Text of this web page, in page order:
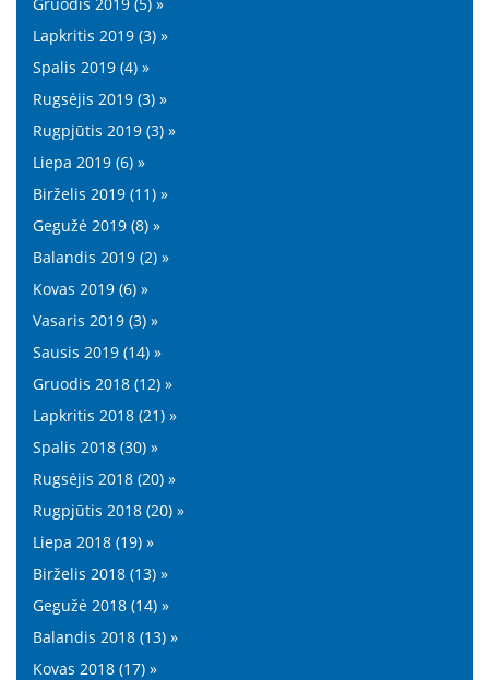
Lapkritis 2019 (3) »
Spalis 2019 (4) »
Rugsėjis 2019 (3) »
Rugpjūtis 2019 (3) »
Liepa 2019 (6) »
Birželis 2019 (11) »
Gegužė 2019 (8) »
Balandis 2019 (2) »
Kovas 2019 (6) »
Vasaris 2019 (3) »
Sausis 2019 (14) »
Gruodis 2018 (12) »
Lapkritis 2018 (21) »
Spalis 2018 (30) »
Rugsėjis 2018 (20) »
Rugpjūtis 2018 (20) »
Liepa 2018 (19) »
Birželis 2018 (13) »
Gegužė 2018 (14) »
Balandis 2018 (13) »
Kovas 2018 (17) »